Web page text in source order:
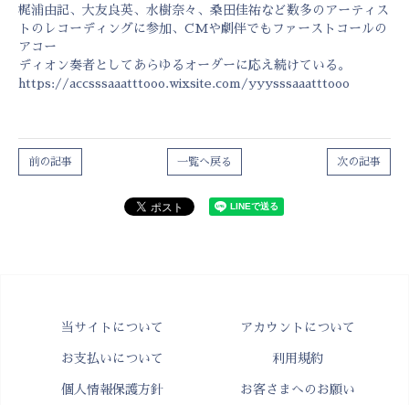
梶浦由記、大友良英、水樹奈々、桑田佳祐など数多のアーティス
トのレコーディングに参加、CMや劇伴でもファーストコールの
アコー
ディオン奏者としてあらゆるオーダーに応え続けている。
https://accsssaaatttooo.wixsite.com/yyysssaaatttooo
次の記事
一覧へ戻る
前の記事
当サイトについて アカウントについて
お支払いについて 利用規約
個人情報保護方針 お客さまへのお願い